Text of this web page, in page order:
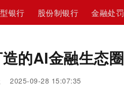
银行 股份制银行 金融处罚
的AI金融生态圈
2025-09-28 15:07:35